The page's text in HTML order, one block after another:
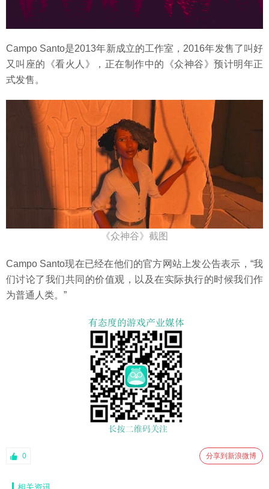
Campo Santo是2013年新成立的工作室，2016年发售了叫好
又叫座的《看火人》，正在制作中的《众神谷》预计明年正
式发售。
《众神谷》截图
Campo Santo现在已经在他们的官方网站上发公告表示，“我
们讨论了我们共同的价值观，以及在实际执行的时候我们作
为普通人类。”
0 分享到新浪微博